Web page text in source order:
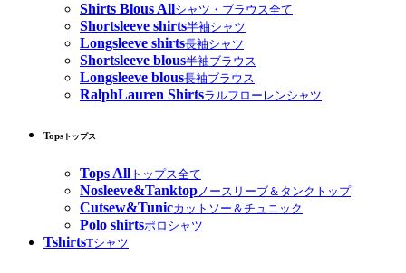
Shirts Blous Allシャツ・ブラウス全て
Shortsleeve shirts半袖シャツ
Longsleeve shirts長袖シャツ
Shortsleeve blous半袖ブラウス
Longsleeve blous長袖ブラウス
RalphLauren Shirtsラルフローレンシャツ
Tops トップス
Tops All トップス全て
Nosleeve&Tanktop ノースリーブ＆タンクトップ
Cutsew&Tunicカットソー＆チュニック
Polo shirtsポロシャツ
TshirtsTシャツ